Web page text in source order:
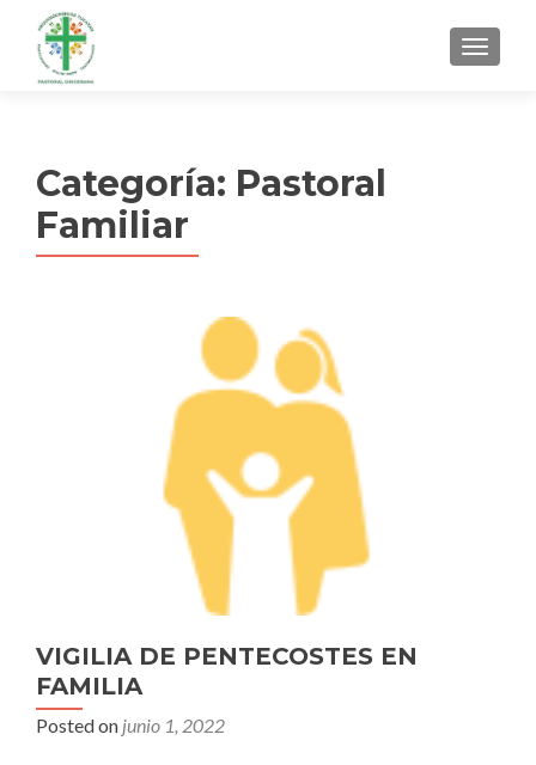
MENU
Categoría: Pastoral
Familiar
VIGILIA DE PENTECOSTES EN
FAMILIA
Posted on junio 1, 2022